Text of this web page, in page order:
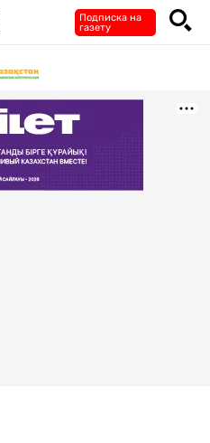
Подписка на
газету